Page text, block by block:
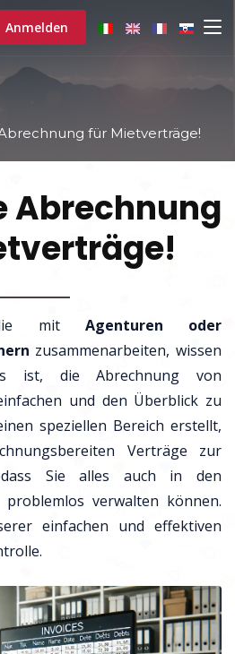
Anmelden
für Mietverträge!
Abrechnung
die mit Agenturen oder
zusammenarbeiten, wissen
ist, die Abrechnung von
und den Überblick zu
speziellen Bereich erstellt,
Verträge zur
Sie alles auch in den
verwalten können.
einfachen und effektiven